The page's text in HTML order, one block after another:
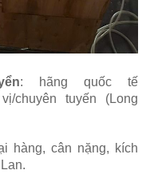
: hãng quốc tế
chuyên tuyến (Long
hàng, cân nặng, kích